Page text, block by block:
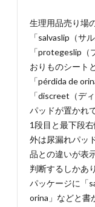
マーケ
ット
3.1.2.
イナー
な商品
が見つ
かるか
も？！
コスメ
ショッ
3.1.3.
3-1-3.
24時間
営業店
生理用品売り場
「salvaslip（サ
「protegeslip（
おりものシートと
「pérdida de
「discreet（デ
パッドが置かれ
1段目と最下段
外は尿漏れパッ
品との違いが表
判断するしかあ
パッケージに「
orina」などと書